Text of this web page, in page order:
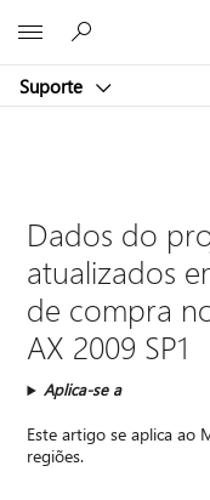
Suporte
Dados do
atualizados
de compra
AX 2009 SP1
Aplica-se a
Este artigo se aplica ao
regiões.